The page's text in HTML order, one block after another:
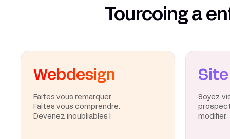
Tourcoing a
Webdesign
Faites vous remarquer.
Faites vous comprendre.
Devenez inoubliables !
Site
Soyez
modifier.